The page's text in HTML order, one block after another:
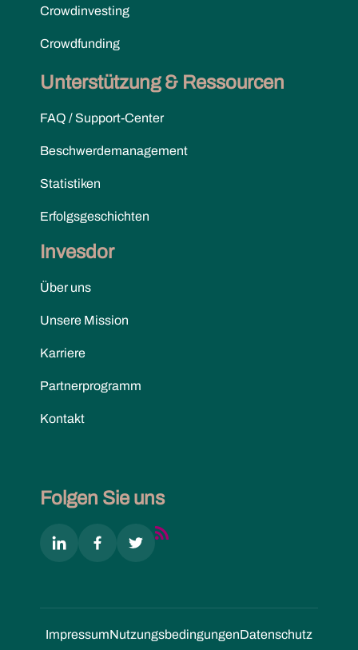
Crowdinvesting
Crowdfunding
Unterstützung & Ressourcen
FAQ / Support-Center
Beschwerdemanagement
Statistiken
Erfolgsgeschichten
Invesdor
Über uns
Unsere Mission
Karriere
Partnerprogramm
Kontakt
Folgen Sie uns
ImpressumNutzungs­bedingungenDatenschutz